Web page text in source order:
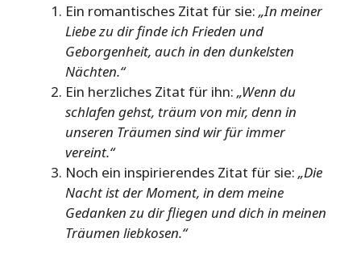
Ein romantisches Zitat für sie: „In meiner
Liebe zu dir finde ich Frieden und
Geborgenheit, auch in den dunkelsten
Nächten.“
Ein herzliches Zitat für ihn: „Wenn du
schlafen gehst, träum von mir, denn in
unseren Träumen sind wir für immer
vereint.“
Noch ein inspirierendes Zitat für sie: „Die
Nacht ist der Moment, in dem meine
Gedanken zu dir fliegen und dich in meinen
Träumen liebkosen.“